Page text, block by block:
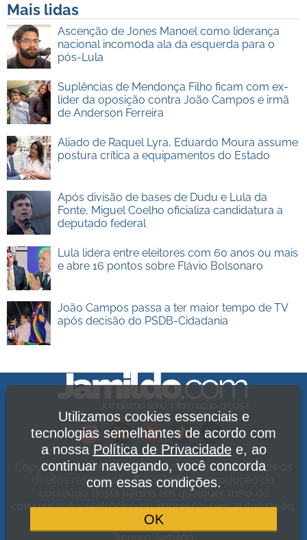
Mais lidas
Ascenção de Jones Manoel como liderança
nacional incomoda ala da esquerda para o
pós-Lula
Suplências de Mendonça Filho ficam com ex-
líder da oposição contra João Campos e irmã
de Anderson Ferreira
Aliado de Raquel Lyra, Eduardo Moura assume
postura crítica a equipamentos do Estado
Após divisão de bases de Dudu e Lula da
Fonte, Miguel Coelho oficializa candidatura a
deputado federal
Lula lidera entre eleitores com 60 anos ou mais
e abre 16 pontos sobre Flávio Bolsonaro
João Campos passa a ter maior tempo de TV
após decisão do PSDB-Cidadania
Copyright Jamildo Melo Comunicações Ltda. Todos os
direitos reservados. É proibida a reprodução do
conteúdo desta página em qualquer meio de
comunicação, eletrônico ou impresso, sem autorização.
Política de Privacidade
Utilizamos cookies essenciais e
tecnologias semelhantes de acordo com
a nossa Política de Privacidadee, ao
continuar navegando, você concorda
com essas condições.
OK